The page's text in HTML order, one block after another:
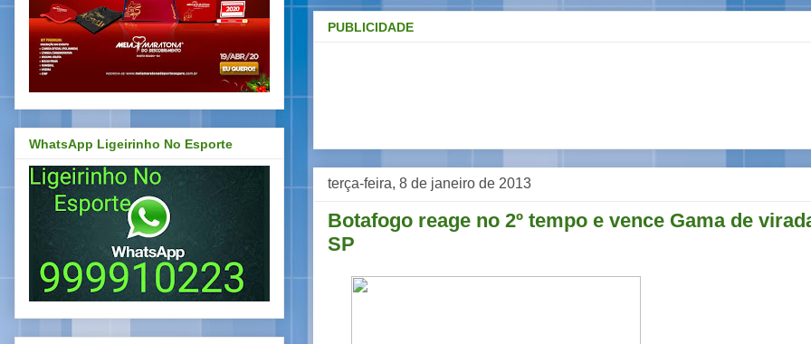
PUBLICIDADE
terça-feira, 8 de janeiro de 2013
Botafogo reage no 2º tempo e vence Gama de
SP
WhatsApp Ligeirinho No Esporte